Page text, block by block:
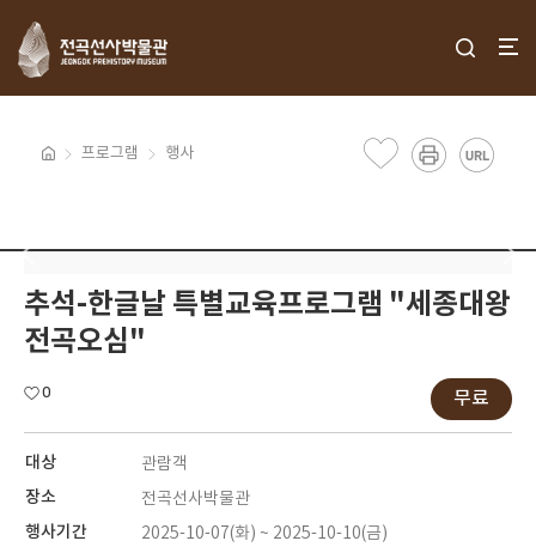
프로그램 행사
추석-한글날 특별교육프로그램 "세종대왕
전곡오심"
0 무료
대상 관람객
장소 전곡선사박물관
행사기간 2025-10-07(화) ~ 2025-10-10(금)